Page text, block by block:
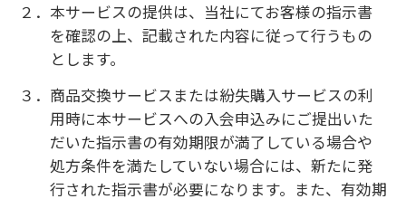
３．前条によるサービス内容の変更により月額料金
が変わる場合は、次の各号に定めるとおりとし
ます。
「ご利用明細書」をお渡し、これをもって変
更手続の完了といたします。
②サービス内容の変更に伴い、変更の前後で月
額料金に差額が生じた場合は、変更手続が完
了した日以降の最初のご請求予定分から月額
料金が変更となり、変更に伴う精算は行わない
ものとします。